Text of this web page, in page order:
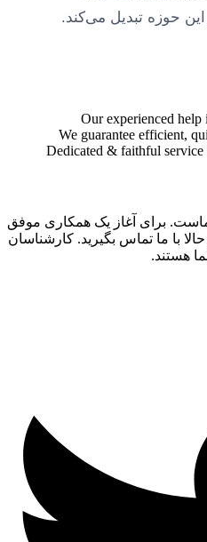
حوزه تبدیل می‌کند.
Our experienced help
We guarantee efficient,
Dedicated & faithful
برای آغاز یک همکاری موفق
با ما تماس بگیرید. کارشناسان
هستند.